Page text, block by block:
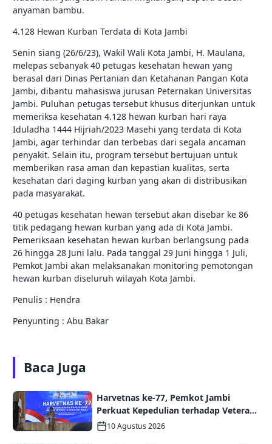
anyaman bambu.
4.128 Hewan Kurban Terdata di Kota Jambi
Senin siang (26/6/23), Wakil Wali Kota Jambi, H. Maulana,
melepas sebanyak 40 petugas kesehatan hewan yang
berasal dari Dinas Pertanian dan Ketahanan Pangan Kota
Jambi, dibantu mahasiswa jurusan Peternakan Universitas
Jambi. Puluhan petugas tersebut khusus diterjunkan untuk
memeriksa kesehatan 4.128 hewan kurban hari raya
Iduladha 1444 Hijriah/2023 Masehi yang terdata di Kota
Jambi, agar terhindar dan terbebas dari segala ancaman
penyakit. Selain itu, program tersebut bertujuan untuk
memberikan rasa aman dan kepastian kualitas, serta
kesehatan dari daging kurban yang akan di distribusikan
pada masyarakat.
40 petugas kesehatan hewan tersebut akan disebar ke 86
titik pedagang hewan kurban yang ada di Kota Jambi.
Pemeriksaan kesehatan hewan kurban berlangsung pada
26 hingga 28 Juni lalu. Pada tanggal 29 Juni hingga 1 Juli,
Pemkot Jambi akan melaksanakan monitoring pemotongan
hewan kurban diseluruh wilayah Kota Jambi.
Penulis : Hendra
Penyunting : Abu Bakar
Baca Juga
Harvetnas ke-77, Pemkot Jambi
Perkuat Kepedulian terhadap Veteran
dan Semangat Nasionalisme Generasi
10 Agustus 2026